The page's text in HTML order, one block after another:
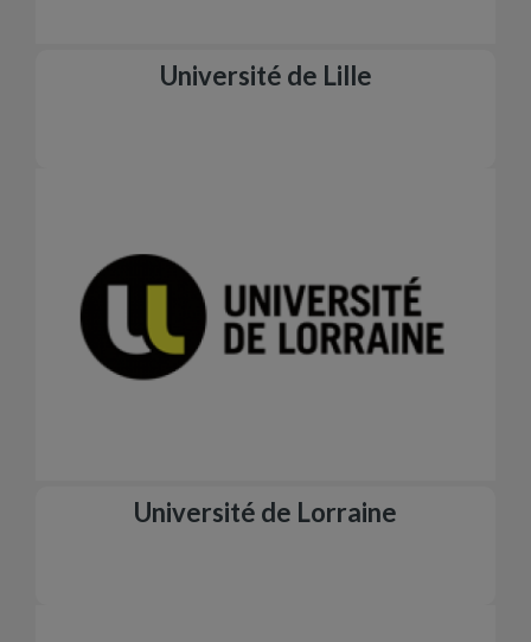
Université de Lille
Université de Lorraine